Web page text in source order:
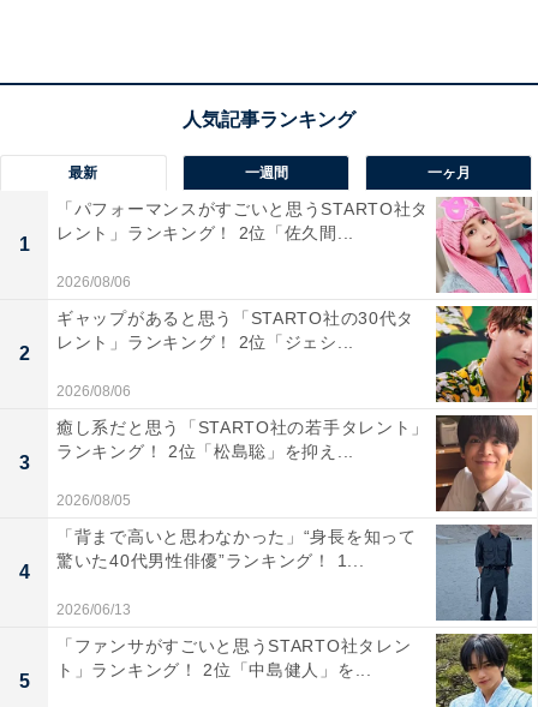
葉する秋の風景もまた美しく、厳かな雰囲気の中でその
輝きを見ることができます。
回答者からは「わびさびのある紅葉の景色を楽しめると
思うので」（40代女性／兵庫県）、「金色堂と紅葉もい
いけど、ライトアップされた紅葉が池面に映るのが幻想
的」（50代男性／愛知県）、「中尊寺は、世界遺産にも
登録されている歴史あるお寺で、秋の紅葉は格別で、参
道の月見坂を散策しながら、赤や黄色に色づいたモミジ
を楽しめるからです」（60代男性／愛知県）といった声
が集まりました。
※回答者からのコメントは原文ママです
All About ニュースの編集者。オールアバウトに入社後、SNSトレン
ドにフォーカスした記事執筆やSEOライティングの経験を経て、の
最新 一週間 一ヶ月
1
「パフォーマンスがすごいと思うSTARTO社タ
レント」ランキング！ 2位「佐久間...
2026/08/06
2
ギャップがあると思う「STARTO社の30代タ
レント」ランキング！ 2位「ジェシ...
2026/08/06
3
癒し系だと思う「STARTO社の若手タレント」
ランキング！ 2位「松島聡」を抑え...
2026/08/05
4
「背まで高いと思わなかった」“身長を知って
驚いた40代男性俳優”ランキング！ 1...
2026/06/13
5
「ファンサがすごいと思うSTARTO社タレン
ト」ランキング！ 2位「中島健人」を...